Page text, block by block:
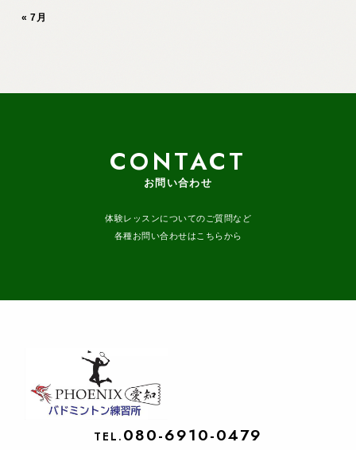
« 7月
CONTACT
お問い合わせ
体験レッスンについてのご質問など
各種お問い合わせはこちらから
TEL. 080-6910-0479